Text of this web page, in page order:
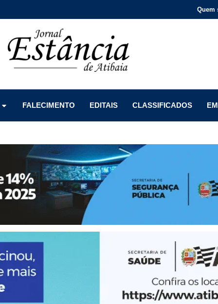
Quem
FALECIMENTO
EDITAIS CLASSIFICADOS